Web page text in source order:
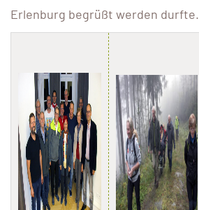
Erlenburg begrüßt werden durfte.